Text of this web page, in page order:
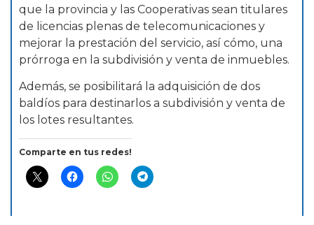
que la provincia y las Cooperativas sean titulares
de licencias plenas de telecomunicaciones y
mejorar la prestación del servicio, así cómo, una
prórroga en la subdivisión y venta de inmuebles.
Además, se posibilitará la adquisición de dos
baldíos para destinarlos a subdivisión y venta de
los lotes resultantes.
Comparte en tus redes!